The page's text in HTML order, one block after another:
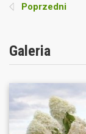
Poprzedni
Galeria